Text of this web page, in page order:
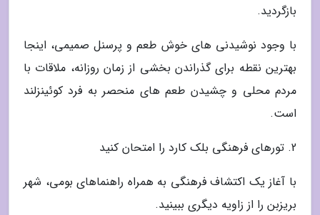
بازگردید.
با وجود نوشیدنی های خوش طعم و پرسنل صمیمی، اینجا
بهترین نقطه برای گذراندن بخشی از زمان روزانه، ملاقات با
مردم محلی و چشیدن طعم های منحصر به فرد کوئینزلند
است.
2. تورهای فرهنگی بلک کارد را امتحان کنید
با آغاز یک اکتشاف فرهنگی به همراه راهنماهای بومی، شهر
بریزبن را از زاویه دیگری ببینید.